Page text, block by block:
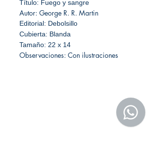
Título: Fuego y sangre
Autor: George R. R. Martin
Editorial: Debolsillo
Cubierta: Blanda
Tamaño: 22 x 14
Observaciones: Con ilustraciones